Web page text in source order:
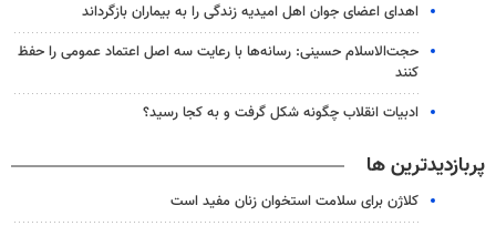
اهدای اعضای جوان اهل امیدیه زندگی را به بیماران بازگرداند
حجت‌الاسلام حسینی: رسانه‌ها با رعایت سه اصل اعتماد عمومی را حفظ
کنند
ادبیات انقلاب چگونه شکل گرفت و به کجا رسید؟
پربازدیدترین ها
کلاژن برای سلامت استخوان زنان مفید است